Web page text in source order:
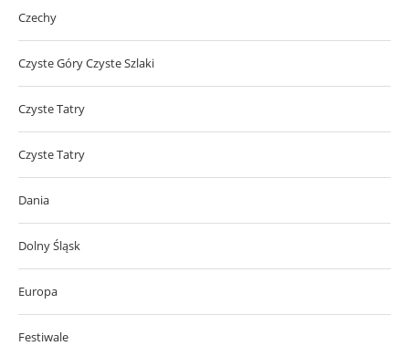
Czechy
Czyste Góry Czyste Szlaki
Czyste Tatry
Czyste Tatry
Dania
Dolny Śląsk
Europa
Festiwale